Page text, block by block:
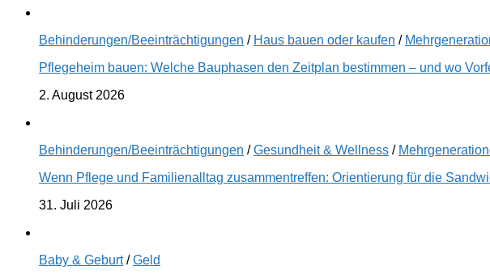
Behinderungen/Beeinträchtigungen / Haus bauen oder kaufen /
Pflegeheim bauen: Welche Bauphasen den Zeitplan bestimmen – und wo
2. August 2026
Behinderungen/Beeinträchtigungen /Gesundheit & Wellness /
Wenn Pflege und Familienalltag zusammentreffen: Orientierung für die
31. Juli 2026
Baby & Geburt/Geld